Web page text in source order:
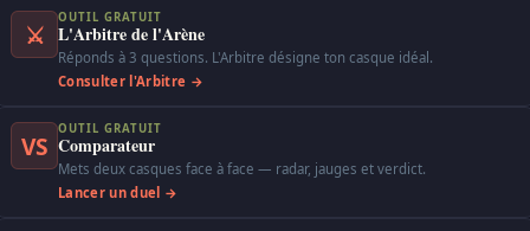
⚔
OUTIL GRATUIT
L'Arbitre de l'Arène
Réponds à 3 questions. L'Arbitre désigne ton casque idéal.
Consulter l'Arbitre →
VS
OUTIL GRATUIT
Comparateur
Mets deux casques face à face — radar, jauges et verdict.
Lancer un duel →